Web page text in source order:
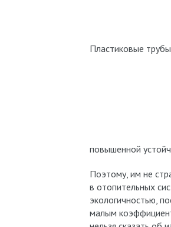
Пластиковые
повышенной
Поэтому, им не
в отопительных
экологичностью,
малым